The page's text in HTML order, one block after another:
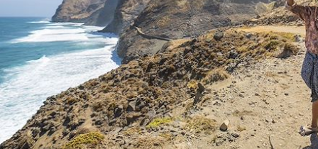
Itinérance
Itinérant Semi-itinérant
Environnement
Bord de mer et îles Désert